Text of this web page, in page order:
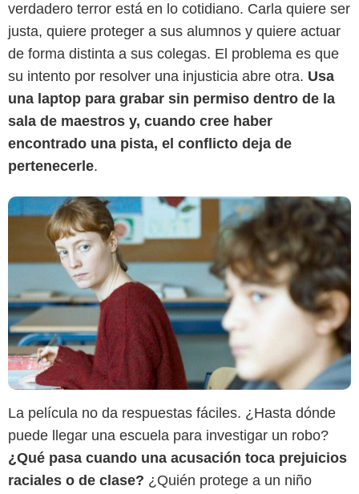
verdadero terror está en lo cotidiano. Carla quiere ser
justa, quiere proteger a sus alumnos y quiere actuar
de forma distinta a sus colegas. El problema es que
su intento por resolver una injusticia abre otra. Usa
una laptop para grabar sin permiso dentro de la
sala de maestros y, cuando cree haber
encontrado una pista, el conflicto deja de
pertenecerle.
Prime Video
La película no da respuestas fáciles. ¿Hasta dónde
puede llegar una escuela para investigar un robo?
¿Qué pasa cuando una acusación toca prejuicios
raciales o de clase? ¿Quién protege a un niño